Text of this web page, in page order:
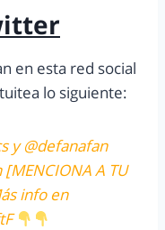
en esta red social
lo siguiente:
y @defanafan
A TU
info en